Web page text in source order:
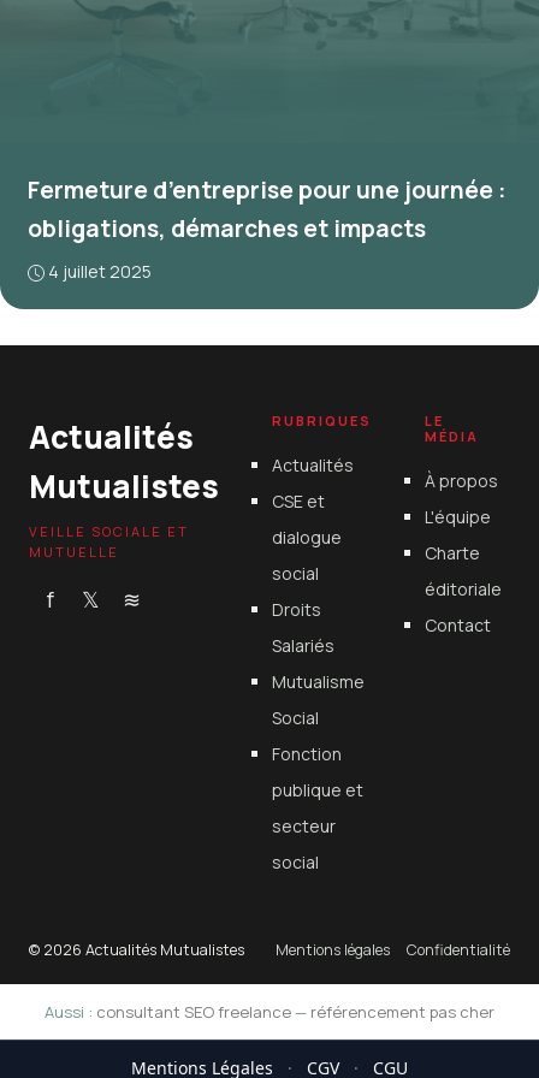
Fermeture d’entreprise pour une journée :
obligations, démarches et impacts
4 juillet 2025
Actualités
Mutualistes
VEILLE SOCIALE ET
MUTUELLE
f 𝕏 ≋
RUBRIQUES
Actualités
CSE et
dialogue
social
Droits
Salariés
Mutualisme
Social
Fonction
publique et
secteur
social
LE
MÉDIA
À propos
L'équipe
Charte
éditoriale
Contact
© 2026 Actualités Mutualistes Mentions légales Confidentialité
Aussi : consultant SEO freelance— référencement pas cher
Mentions Légales · CGV · CGU